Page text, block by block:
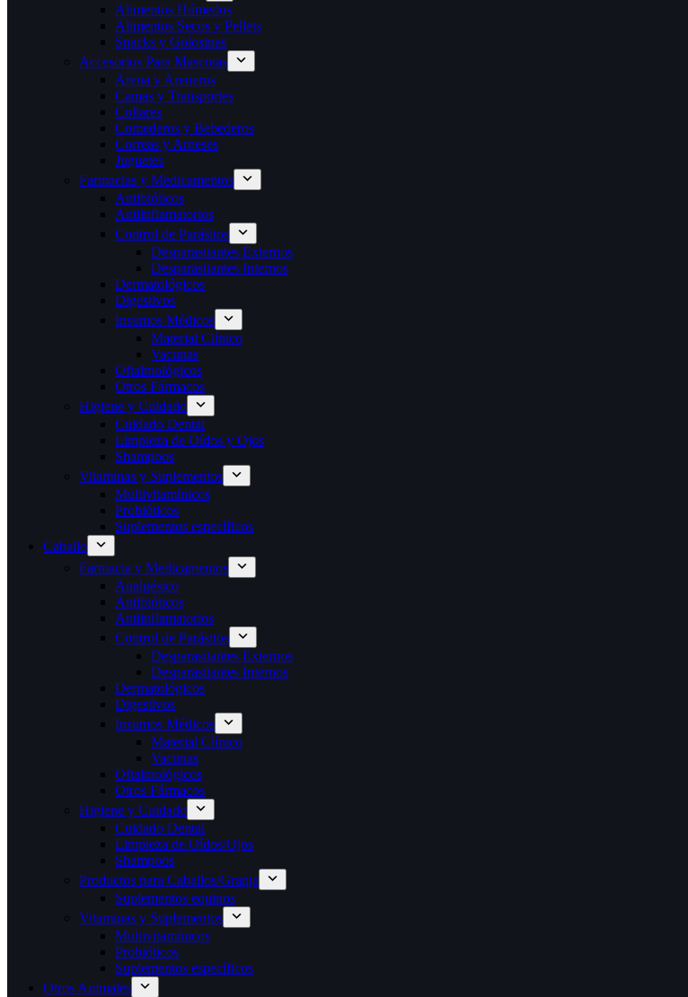
Alimentos Húmedos
Alimentos Secos y Pellets
Snacks y Golosinas
Accesorios Para Mascotas
Arena y Areneros
Camas y Transportes
Collares
Comederos y Bebederos
Correas y Arneses
Juguetes
Farmacias y Medicamentos
Antibióticos
Antiinflamatorios
Control de Parásitos
Desparasitantes Externos
Desparasitantes Internos
Dermatológicos
Digestivos
Insumos Médicos
Material Clínico
Vacunas
Oftalmológicos
Otros Fármacos
Higiene y Cuidado
Cuidado Dental
Limpieza de Oídos y Ojos
Shampoos
Vitaminas y Suplementos
Multivitamínicos
Probióticos
Suplementos específicos
Caballo
Farmacia y Medicamentos
Analgésico
Antibióticos
Antiinflamatorios
Control de Parásitos
Desparasitantes Externos
Desparasitantes Internos
Dermatológicos
Digestivos
Insumos Médicos
Material Clínico
Vacunas
Oftalmológicos
Otros Fármacos
Higiene y Cuidado
Cuidado Dental
Limpieza de Oídos/Ojos
Shampoos
Productos para Caballos/Granja
Suplementos equinos
Vitaminas y Suplementos
Multivitamínicos
Probióticos
Suplementos específicos
Otros Animales